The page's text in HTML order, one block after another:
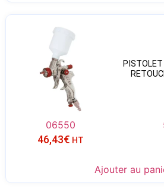
PISTOLET
06550
46,43€ HT
Ajouter au